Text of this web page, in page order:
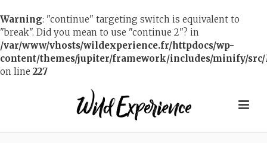
Warning: "continue" targeting switch is equivalent to
"break". Did you mean to use "continue 2"? in
/var/www/vhosts/wildexperience.fr/httpdocs/wp-
content/themes/jupiter/framework/includes/minify/
on line 227